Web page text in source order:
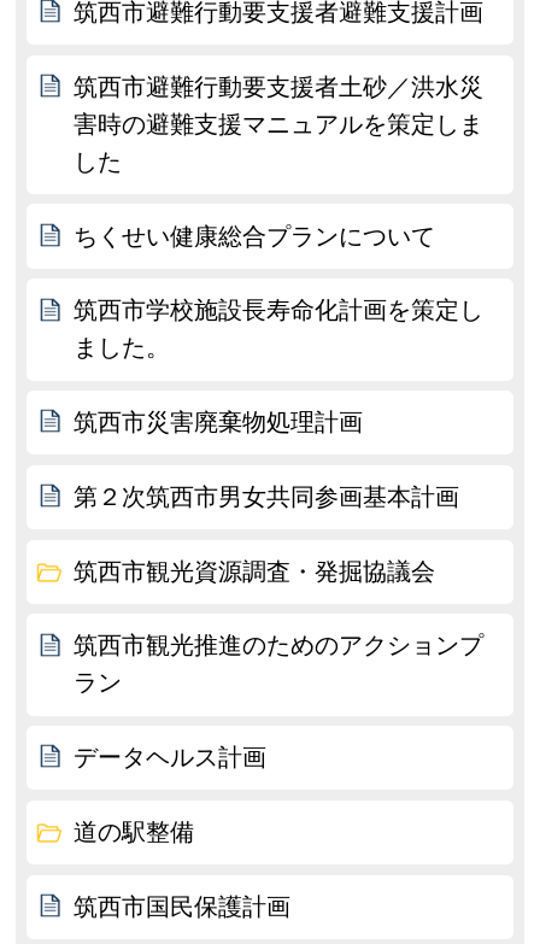
筑西市避難行動要支援者避難支援計画
筑西市避難行動要支援者土砂／洪水災
害時の避難支援マニュアルを策定しま
した
ちくせい健康総合プランについて
筑西市学校施設長寿命化計画を策定し
ました。
筑西市災害廃棄物処理計画
第２次筑西市男女共同参画基本計画
筑西市観光資源調査・発掘協議会
筑西市観光推進のためのアクションプ
ラン
データヘルス計画
道の駅整備
筑西市国民保護計画